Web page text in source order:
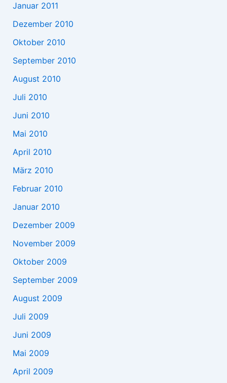
Januar 2011
Dezember 2010
Oktober 2010
September 2010
August 2010
Juli 2010
Juni 2010
Mai 2010
April 2010
März 2010
Februar 2010
Januar 2010
Dezember 2009
November 2009
Oktober 2009
September 2009
August 2009
Juli 2009
Juni 2009
Mai 2009
April 2009